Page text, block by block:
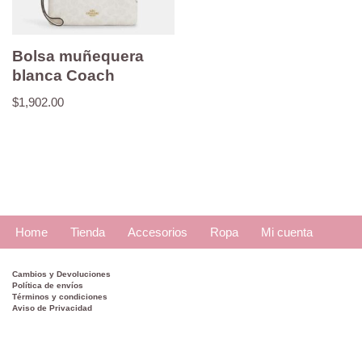
Bolsa muñequera
blanca Coach
$1,902.00
Home Tienda Accesorios Ropa Mi cuenta
Cambios y Devoluciones
Política de envíos
Términos y condiciones
Aviso de Privacidad